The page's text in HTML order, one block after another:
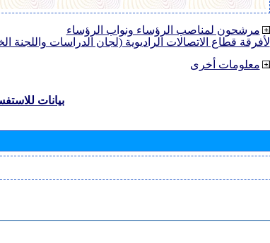
مرشحون لمناصب الرؤساء ونواب الرؤساء
لأفرقة قطاع الاتصالات الراديوية (لجان الدراسات واللجنة
معلومات أخرى
بيانات